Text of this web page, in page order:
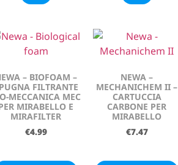
– BIOFOAM –
FILTRANTE
MECCANICA MEC
MIRABELLO E
MIRAFILTER
€4.99
NEWA –
MECHANICHEM II –
CARTUCCIA
CARBONE PER
MIRABELLO
€7.47